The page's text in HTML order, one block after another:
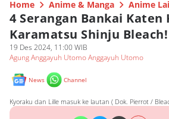
Home Anime & Manga Anime
4 Serangan Bankai Katen
Karamatsu Shinju Bleach!
19 Des 2024, 11:00 WIB
Agung Anggayuh Utomo Anggayuh Utomo
News Channel
Kyoraku dan Lille masuk ke lautan ( Dok. Pierrot /